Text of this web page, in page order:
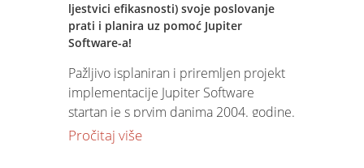
ljestvici efikasnosti) svoje poslovanje
prati i planira uz pomoć Jupiter
Software-a!
Pažljivo isplaniran i priremljen projekt
implementacije Jupiter Software
startan je s prvim danima 2004. godine.
Projekt je obuhvatio izgradnju IT
Pročitaj više